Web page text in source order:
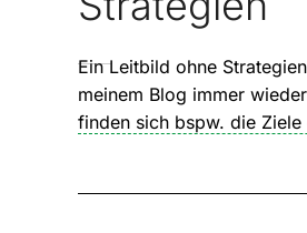
Ein Leitbild ohne
meinem Blog immer
finden sich bspw. die Ziele